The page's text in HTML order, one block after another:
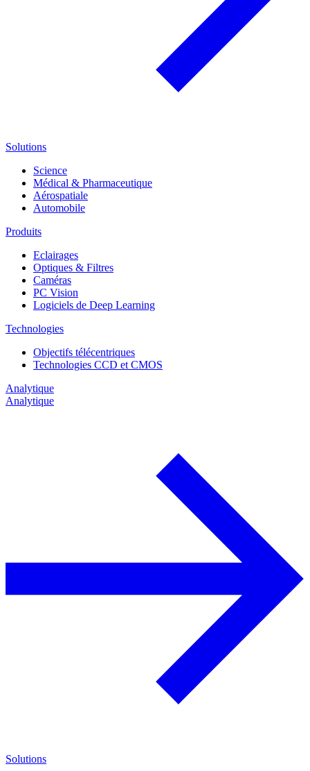
Solutions
Science
Médical & Pharmaceutique
Aérospatiale
Automobile
Produits
Eclairages
Optiques & Filtres
Caméras
PC Vision
Logiciels de Deep Learning
Technologies
Objectifs télécentriques
Technologies CCD et CMOS
Analytique
Analytique
Solutions